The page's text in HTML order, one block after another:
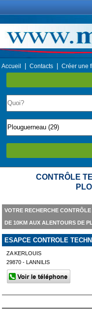
Accueil Contacts Créer une
CONTRÔLE
VOTRE RECHERCHE
DE 10KM AUX ALENTOURS DE
ESAPCE CONTROLE
ZA KERLOUIS
29870 - LANNILIS